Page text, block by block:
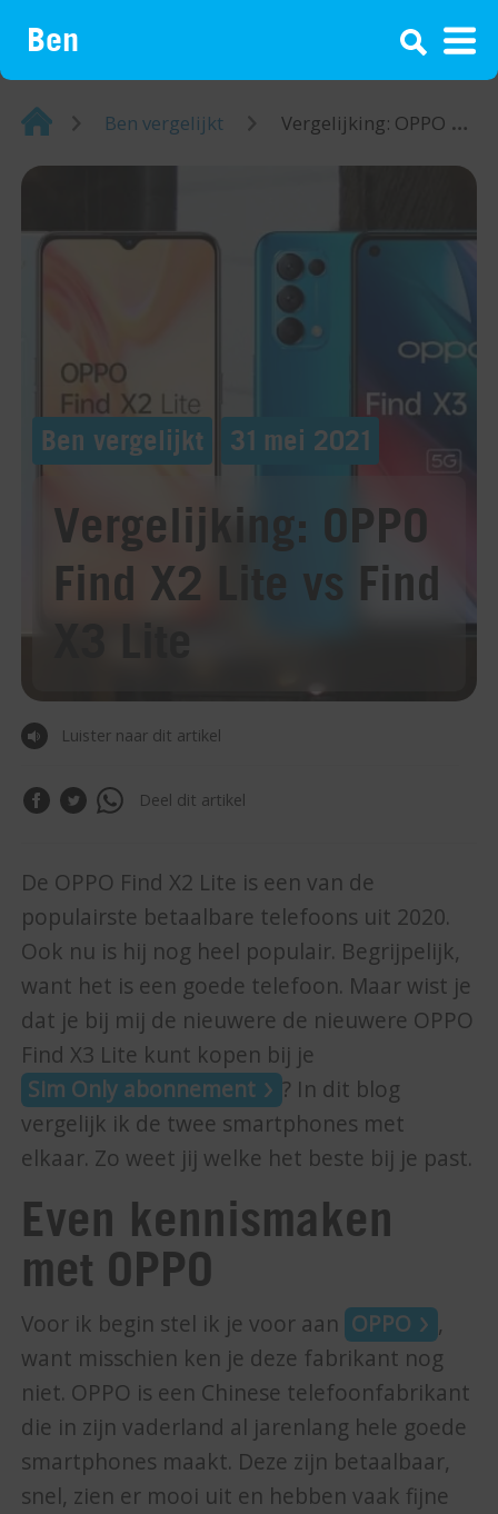
¡
Home Ben vergelijkt Vergelijking: OPPO Find X2 Lite vs Find X3 Lite
Ben vergelijkt 31 mei 2021
Vergelijking: OPPO
Find X2 Lite vs Find
Luister naar dit artikel
Deel dit artikel
De OPPO Find X2 Lite is een van de
populairste betaalbare telefoons uit 2020.
Ook nu is hij nog heel populair. Begrijpelijk,
want het is een goede telefoon. Maar wist je
dat je bij mij de nieuwere de nieuwere OPPO
Find X3 Lite kunt kopen bij je
Sim Only abonnement
? In dit blog
vergelijk ik de twee smartphones met
elkaar. Zo weet jij welke het beste bij je past.
Even kennismaken
met OPPO
Voor ik begin stel ik je voor aan OPPO
,
want misschien ken je deze fabrikant nog
niet. OPPO is een Chinese telefoonfabrikant
die in zijn vaderland al jarenlang hele goede
smartphones maakt. Deze zijn betaalbaar,
snel, zien er mooi uit en hebben vaak fijne